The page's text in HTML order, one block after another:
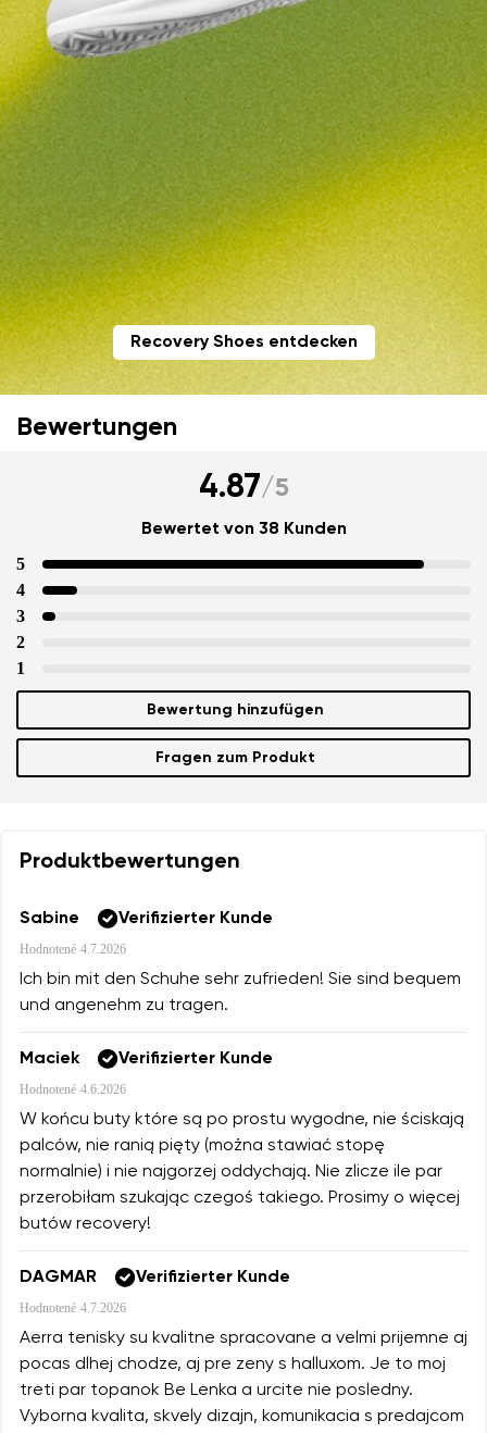
Land ändern
Lieferland auswählen
Sprache auswählen
Bestätigen
Recovery Shoes entdecken
Variante
Frage
Ich bin mit der Verarbeitung der eingegebenen
personenbezogenen Daten im Sinne von
Bedingungenund deren Veröffentlichung
einverstanden.
Bewertungen
4.87/5
Bewertet von 38 Kunden
5
4
3
2
1
Bewertung hinzufügen
Fragen zum Produkt
Produktbewertungen
Sabine Verifizierter Kunde
Hodnotené 4.7.2026
Ich bin mit den Schuhe sehr zufrieden! Sie sind bequem
und angenehm zu tragen.
Maciek Verifizierter Kunde
Hodnotené 4.6.2026
W końcu buty które są po prostu wygodne, nie ściskają
palców, nie ranią pięty (można stawiać stopę
normalnie) i nie najgorzej oddychają. Nie zlicze ile par
przerobiłam szukając czegoś takiego. Prosimy o więcej
butów recovery!
DAGMAR Verifizierter Kunde
Hodnotené 4.7.2026
Aerra tenisky su kvalitne spracovane a velmi prijemne aj
pocas dlhej chodze, aj pre zeny s halluxom. Je to moj
treti par topanok Be Lenka a urcite nie posledny.
Vyborna kvalita, skvely dizajn, komunikacia s predajcom
Textbewertung
Bewertung
Ich bin mit der Verarbeitung der eingegebenen
personenbezogenen Daten im Sinne von
dieser
Bedingungenund deren Veröffentlichung
einverstanden.